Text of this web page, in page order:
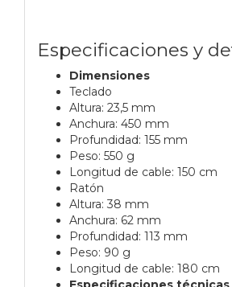
Especificaciones y
Dimensiones
Teclado
Altura: 23,5 mm
Anchura: 450 mm
Profundidad: 155 mm
Peso: 550 g
Longitud de cable: 150 cm
Ratón
Altura: 38 mm
Anchura: 62 mm
Profundidad: 113 mm
Peso: 90 g
Longitud de cable: 180 cm